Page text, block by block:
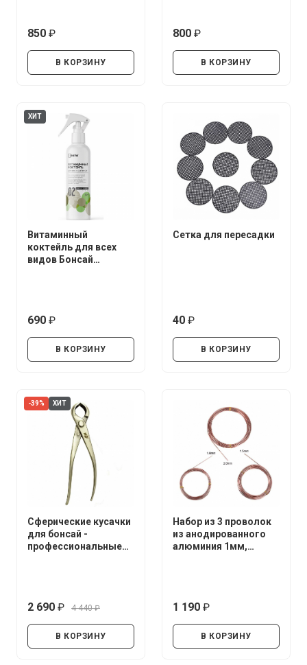
850
В КОРЗИНУ
800
В КОРЗИНУ
ХИТ
Витаминный
коктейль для всех
видов Бонсай
690
В КОРЗИНУ
Сетка для пересадки
40
В КОРЗИНУ
-39% ХИТ
Сферические кусачки
для бонсай -
профессиональные
2 690
4 440
В КОРЗИНУ
Набор из 3 проволок
из анодированного
алюминия 1мм,
1 190
В КОРЗИНУ